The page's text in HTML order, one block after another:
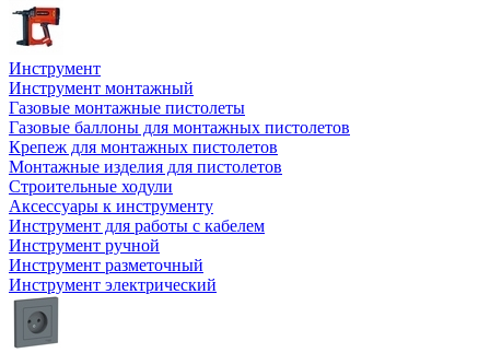
Инструмент
Инструмент монтажный
Газовые монтажные пистолеты
Газовые баллоны для монтажных пистолетов
Крепеж для монтажных пистолетов
Монтажные изделия для пистолетов
Строительные ходули
Аксессуары к инструменту
Инструмент для работы с кабелем
Инструмент ручной
Инструмент разметочный
Инструмент электрический